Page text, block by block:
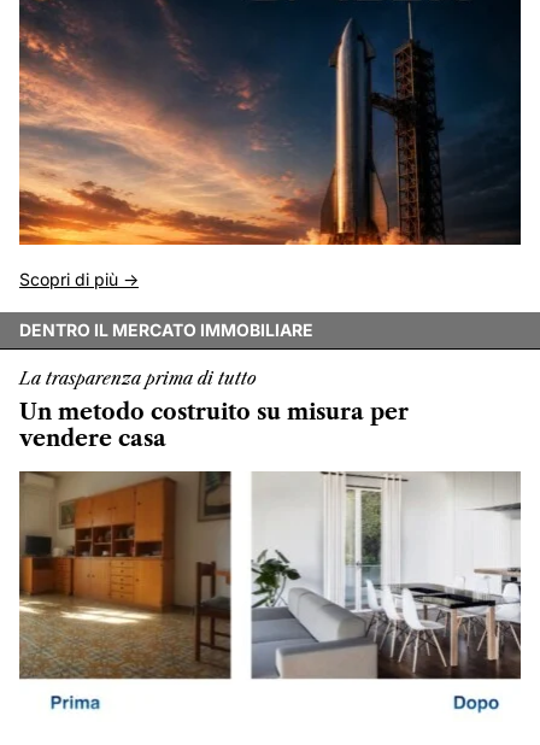
Scopri di più ->
DENTRO IL MERCATO IMMOBILIARE
La trasparenza prima di tutto
Un metodo costruito su misura per
vendere casa